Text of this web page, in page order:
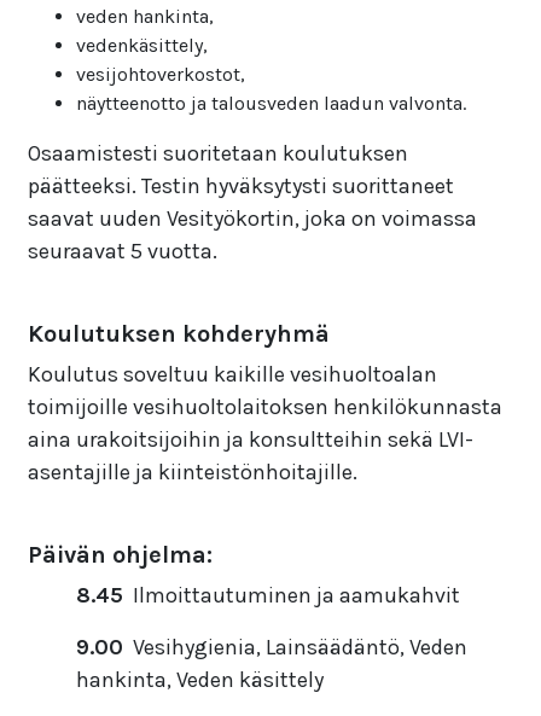
veden hankinta,
vedenkäsittely,
vesijohtoverkostot,
näytteenotto ja talousveden laadun valvonta.
Osaamistesti suoritetaan koulutuksen
päätteeksi. Testin hyväksytysti suorittaneet
saavat uuden Vesityökortin, joka on voimassa
seuraavat 5 vuotta.
Koulutuksen kohderyhmä
Koulutus soveltuu kaikille vesihuoltoalan
toimijoille vesihuoltolaitoksen henkilökunnasta
aina urakoitsijoihin ja konsultteihin sekä LVI-
asentajille ja kiinteistönhoitajille.
Päivän ohjelma:
8.45 Ilmoittautuminen ja aamukahvit
9.00 Vesihygienia, Lainsäädäntö, Veden
hankinta, Veden käsittely